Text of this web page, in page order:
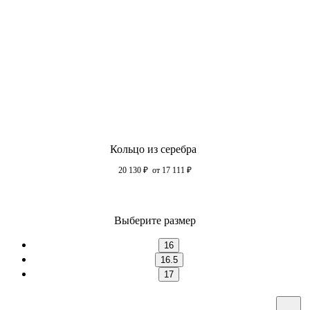
Кольцо из серебра
20 130 ₽ от 17 111 ₽
Выберите размер
16
16.5
17